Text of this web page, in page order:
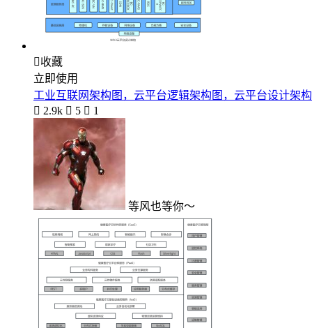
收藏
立即使用
工业互联网架构图，云平台逻辑架构图，云平台设计架
 2.9k  5  1
等风也等你～